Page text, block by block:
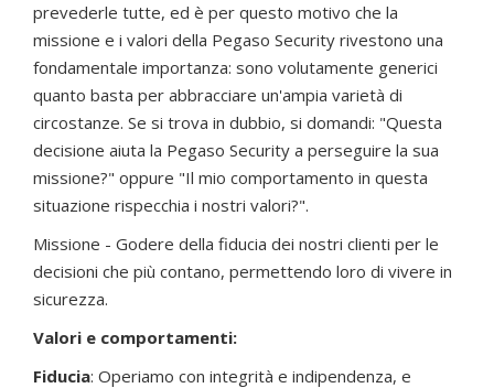
prevederle tutte, ed è per questo motivo che la
missione e i valori della Pegaso Security rivestono una
fondamentale importanza: sono volutamente generici
quanto basta per abbracciare un'ampia varietà di
circostanze. Se si trova in dubbio, si domandi: "Questa
decisione aiuta la Pegaso Security a perseguire la sua
missione?" oppure "Il mio comportamento in questa
situazione rispecchia i nostri valori?".
Missione - Godere della fiducia dei nostri clienti per le
decisioni che più contano, permettendo loro di vivere in
sicurezza.
Valori e comportamenti:
Fiducia: Operiamo con integrità e indipendenza, e